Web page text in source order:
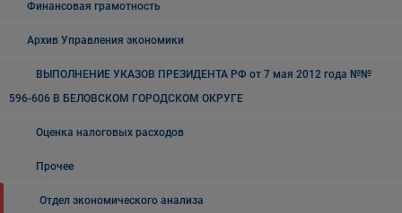
Финансовая грамотность
Архив Управления экономики
ВЫПОЛНЕНИЕ УКАЗОВ ПРЕЗИДЕНТА РФ от 7 мая 2012 года №№
596-606 В БЕЛОВСКОМ ГОРОДСКОМ ОКРУГЕ
Оценка налоговых расходов
Прочее
Отдел экономического анализа